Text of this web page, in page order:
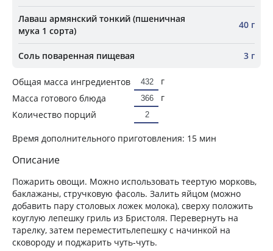
Лаваш армянский тонкий (пшеничная
мука 1 сорта)
40 г
Соль поваренная пищевая 3 г
Общая масса ингредиентов
г
Масса готового блюда
г
Количество порций
Время дополнительного приготовления: 15 мин
Описание
Пожарить овощи. Можно использовать теертую морковь,
баклажаны, стручковую фасоль. Залить яйцом (можно
добавить пару столовых ложек молока), сверху положить
коуглую лепешку гриль из Бристоля. Перевернуть на
тарелку, затем переместитьлепешку с начинкой на
сковороду и поджарить чуть-чуть.